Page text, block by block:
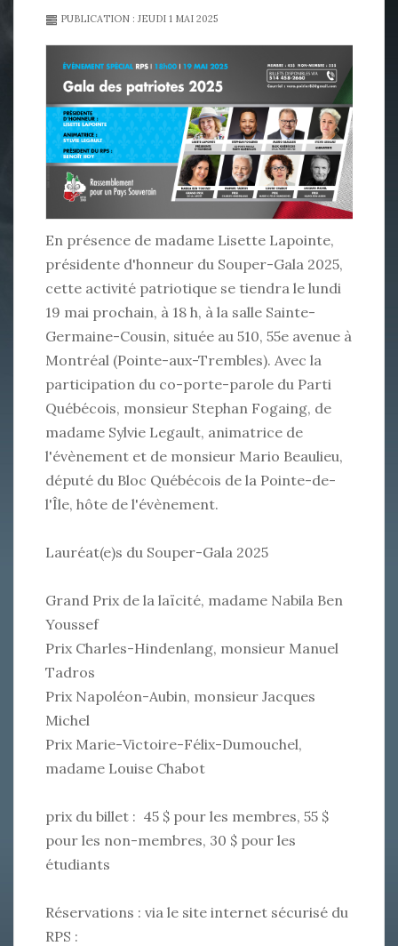
PUBLICATION : JEUDI 1 MAI 2025
En présence de madame Lisette Lapointe,
présidente d'honneur du Souper-Gala 2025,
cette activité patriotique se tiendra le lundi
19 mai prochain, à 18 h, à la salle Sainte-
Germaine-Cousin, située au 510, 55e avenue à
Montréal (Pointe-aux-Trembles). Avec la
participation du co-porte-parole du Parti
Québécois, monsieur Stephan Fogaing, de
madame Sylvie Legault, animatrice de
l'évènement et de monsieur Mario Beaulieu,
député du Bloc Québécois de la Pointe-de-
l'Île, hôte de l'évènement.
Lauréat(e)s du Souper-Gala 2025
Grand Prix de la laïcité, madame Nabila Ben
Youssef
Prix Charles-Hindenlang, monsieur Manuel
Tadros
Prix Napoléon-Aubin, monsieur Jacques
Michel
Prix Marie-Victoire-Félix-Dumouchel,
madame Louise Chabot
prix du billet : 45 $ pour les membres, 55 $
pour les non-membres, 30 $ pour les
étudiants
Réservations : via le site internet sécurisé du
RPS :